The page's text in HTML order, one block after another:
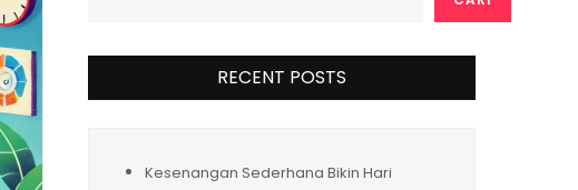
RECENT POSTS
Kesenangan Sederhana Bikin Hari